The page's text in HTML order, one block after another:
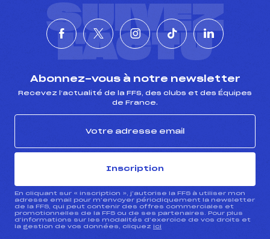
SUIVEZ
L'ACTU
Abonnez-vous à notre newsletter
Recevez l’actualité de la FFS, des clubs et des Équipes
de France.
Inscription
En cliquant sur « inscription », j’autorise la FFS à utiliser mon
adresse email pour m’envoyer périodiquement la newsletter
de la FFS, qui peut contenir des offres commerciales et
promotionnelles de la FFS ou de ses partenaires. Pour plus
d’informations sur les modalités d’exercice de vos droits et
la gestion de vos données, cliquez ici